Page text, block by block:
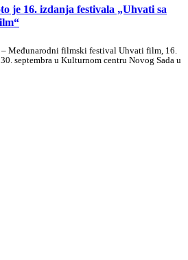
je 16. izdanja festivala „Uhvati sa
– Međunarodni filmski festival Uhvati film, 16.
septembra u Kulturnom centru Novog Sada u